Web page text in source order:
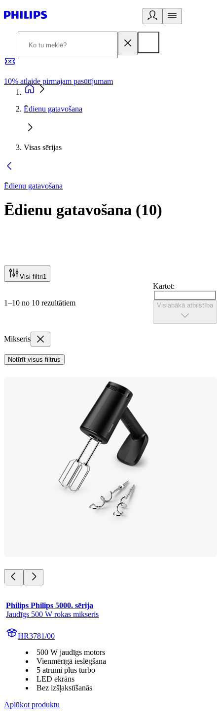
10% atlaide pirmajam pasūtījumam
Ēdienu gatavošana
Visas sērijas
Ēdienu gatavošana
Ēdienu gatavošana (10)
Visi filtri1
1–10 no 10 rezultātiem
Kārtot:
Vislabākā atbilstība
Mikseris
Notīrīt visus filtrus
Philips Philips 5000. sērija
Jaudīgs 500 W rokas mikseris
HR3781/00
500 W jaudīgs motors
Vienmērīgā ieslēgšana
5 ātrumi plus turbo
LED ekrāns
Bez izšļakstīšanās
Aplūkot produktu